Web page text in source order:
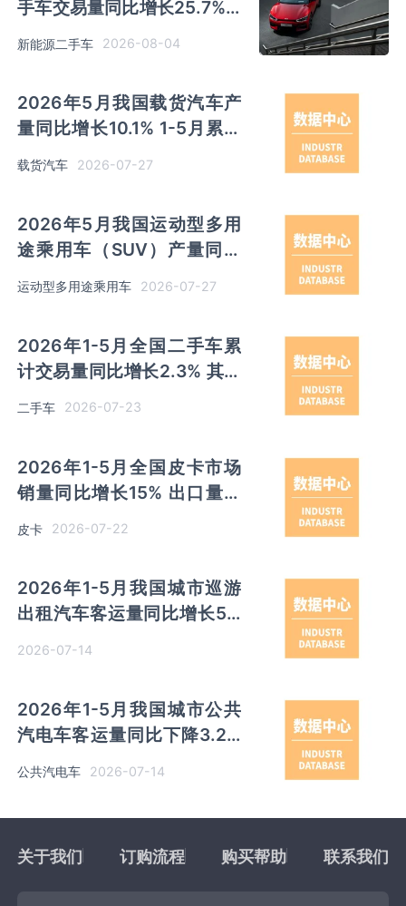
手车交易量同比增长25.7% 5
量占比升至44.1%
新能源二手车 2026-08-04
2026年5月我国载货汽车产
量同比增长10.1% 1-5月累计
产量同比增长11.4%
载货汽车 2026-07-27
2026年5月我国运动型多用
途乘用车（SUV）产量同比
增长13.7% 1-5月累计产量同
比增长8.9%
运动型多用途乘用车 2026-07-27
2026年1-5月全国二手车累
计交易量同比增长2.3% 其中
3-6年使用年限交易量占比
43.6%
二手车 2026-07-23
2026年1-5月全国皮卡市场
销量同比增长15% 出口量同
超7万辆领先
皮卡 2026-07-22
2026年1-5月我国城市巡游
出租汽车客运量同比增长5%
2026-07-14
2026年1-5月我国城市公共
汽电车客运量同比下降3.2%
其中北京客运量同比增长
5.3%
公共汽电车 2026-07-14
关于我们 订购流程 购买帮助 联系我们